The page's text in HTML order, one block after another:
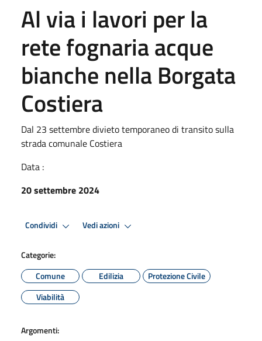
Al via i lavori per la
rete fognaria acque
bianche nella Borgata
Costiera
Dal 23 settembre divieto temporaneo di transito sulla
strada comunale Costiera
Data :
20 settembre 2024
Condividi Vedi azioni
Categorie:
Comune
Edilizia
Protezione Civile
Viabilità
Argomenti: